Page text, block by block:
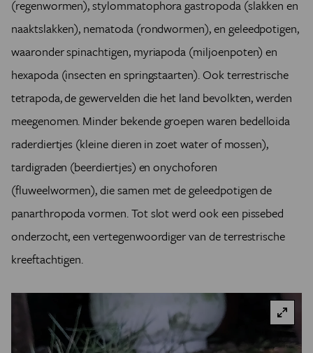
(regenwormen), stylommatophora gastropoda (slakken en
naaktslakken), nematoda (rondwormen), en geleedpotigen,
waaronder spinachtigen, myriapoda (miljoenpoten) en
hexapoda (insecten en springstaarten). Ook terrestrische
tetrapoda, de gewervelden die het land bevolkten, werden
meegenomen. Minder bekende groepen waren bedelloida
raderdiertjes (kleine dieren in zoet water of mossen),
tardigraden (beerdiertjes) en onychoforen
(fluweelwormen), die samen met de geleedpotigen de
panarthropoda vormen. Tot slot werd ook een pissebed
onderzocht, een vertegenwoordiger van de terrestrische
kreeftachtigen.